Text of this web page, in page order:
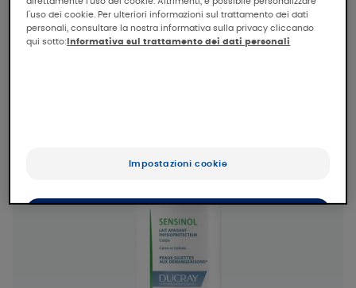
trattamento antitumorale.
l'uso dei cookie. Per ulteriori informazioni sul trattamento dei dati
personali, consultare la nostra informativa sulla privacy cliccando
qui sotto: Informativa sul trattamento dei dati personali
Impostazioni cookie
Rifiuta tutti i cookie e chiudi
Accetta tutti i cookie